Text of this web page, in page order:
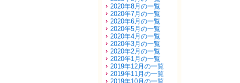
2020年8月の一覧
2020年7月の一覧
2020年6月の一覧
2020年5月の一覧
2020年4月の一覧
2020年3月の一覧
2020年2月の一覧
2020年1月の一覧
2019年12月の一覧
2019年11月の一覧
2019年10月の一覧